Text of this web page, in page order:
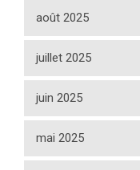
août 2025
juillet 2025
juin 2025
mai 2025